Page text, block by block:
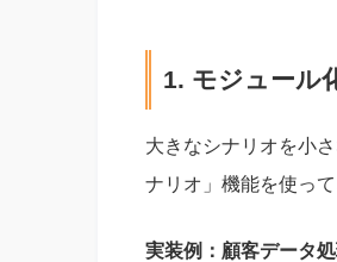
1. モジュール
大きなシナリオを小
ナリオ」機能を使っ
実装例：顧客データ